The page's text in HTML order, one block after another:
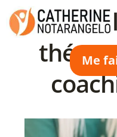
Aller
au
contenu
Me